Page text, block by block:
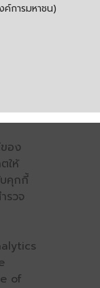
การมหาชน)
อง
ให้
คุกกี้
รวจ
of